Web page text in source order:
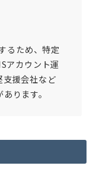
るため、特定
アカウント運
支援会社など
ります。